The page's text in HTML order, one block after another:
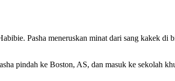
Pasha meneruskan minat dari sang kakek di
pindah ke Boston, AS, dan masuk ke sekolah